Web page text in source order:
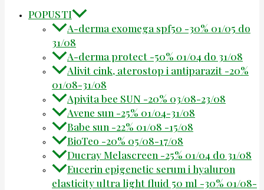
POPUSTI
A-derma exomega spf50 -30% 01/05 do
31/08
A-derma protect -50% 01/04 do 31/08
Alivit cink, aterostop i antiparazit -20%
01/08-31/08
Apivita bee SUN -20% 03/08-23/08
Avene sun -25% 01/04-31/08
Babe sun -22% 01/08 -15/08
BioTeo -20% 05/08-17/08
Ducray Melascreen -25% 01/04 do 31/08
Eucerin epigenetic serum i hyaluron
elasticity ultra light fluid 50 ml -30% 01/08-